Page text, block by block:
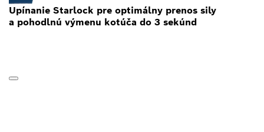
Upínanie Starlock pre optimálny prenos sily
a pohodlnú výmenu kotúča do 3 sekúnd